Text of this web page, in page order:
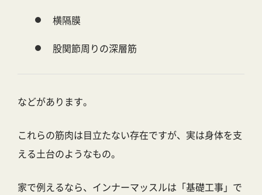
横隔膜
股関節周りの深層筋
などがあります。
これらの筋肉は目立たない存在ですが、実は身体を支
える土台のようなもの。
家で例えるなら、インナーマッスルは「基礎工事」で